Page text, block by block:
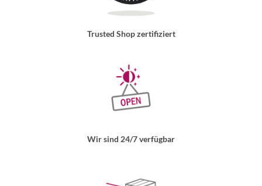
Trusted Shop zertifiziert
Wir sind 24/7 verfügbar